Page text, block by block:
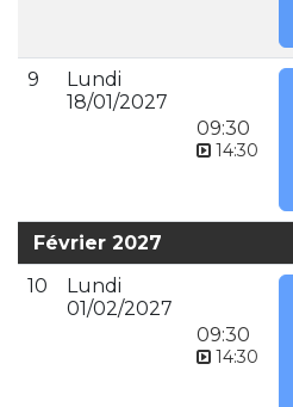
9
Lundi
18/01/2027
09:30
14:30
Février 2027
10
Lundi
01/02/2027
09:30
14:30